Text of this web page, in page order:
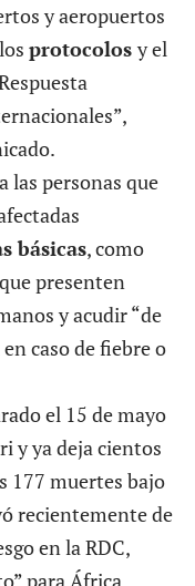
y aeropuertos
protocolos y el
las personas que
básicas, como
presenten
y acudir “de
caso de fiebre o
el 15 de mayo
y ya deja cientos
177 muertes bajo
recientemente de
en la RDC,
para África